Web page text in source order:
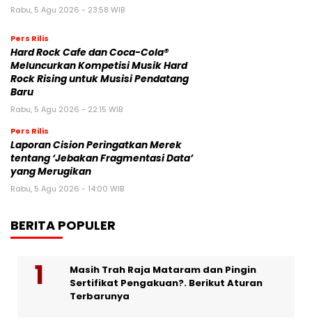
Rabu, 5 Agu 2026 - 23:58 WIB
Pers Rilis
Hard Rock Cafe dan Coca-Cola®
Meluncurkan Kompetisi Musik Hard
Rock Rising untuk Musisi Pendatang
Baru
Rabu, 5 Agu 2026 - 22:15 WIB
Pers Rilis
Laporan Cision Peringatkan Merek
tentang ‘Jebakan Fragmentasi Data’
yang Merugikan
Rabu, 5 Agu 2026 - 14:00 WIB
BERITA POPULER
Masih Trah Raja Mataram dan Pingin
Sertifikat Pengakuan?. Berikut Aturan
Terbarunya